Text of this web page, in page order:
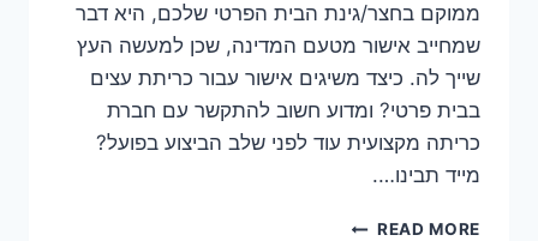
ממוקם בחצר/גינת הבית הפרטי שלכם, היא דבר
שמחייב אישור מטעם המדינה, שכן למעשה העץ
שייך לה. כיצד משיגים אישור עבור כריתת עצים
בבית פרטי? ומדוע חשוב להתקשר עם חברת
כריתה מקצועית עוד לפני שלב הביצוע בפועל?
מייד תבינו….
READ MOREכריתת